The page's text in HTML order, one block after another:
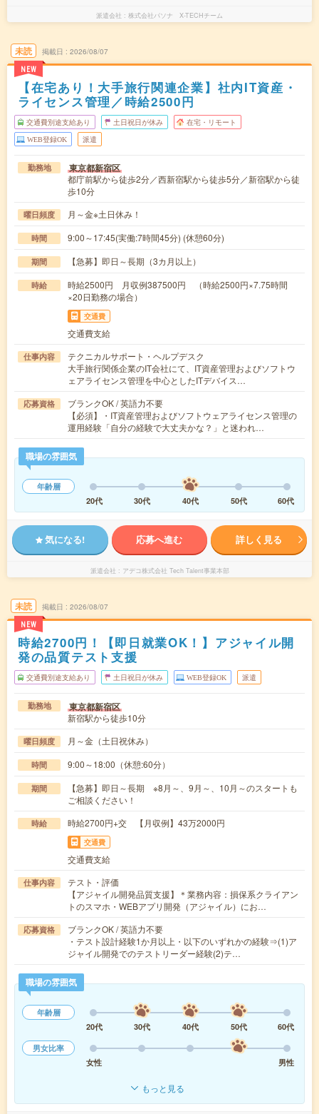
派遣会社 株式会社パソナ X-TECHチーム
未読
NEW
掲載日 2026/08/07
【在宅あり！大手旅行関連企業】社内IT資産・
ライセンス管理／時給2500円
交通費別途支給あり 土日祝日が休み 在宅・リモート
WEB登録OK 派遣
勤務地 東京都新宿区
都庁前駅から徒歩2分／西新宿駅から徒歩5分／新宿駅から徒
歩10分
曜日頻度 月～金※土日休み！
時間 9:00～17:45(実働:7時間45分) (休憩60分)
期間 【急募】即日～長期（3カ月以上）
時給
時給2500円 月収例387500円 （時給2500円×7.75時間
×20日勤務の場合）
交通費
交通費支給
仕事内容
テクニカルサポート・ヘルプデスク
大手旅行関係企業のIT会社にて、IT資産管理およびソフトウ
ェアライセンス管理を中心としたITデバイス…
応募資格
ブランクOK / 英語力不要
【必須】・IT資産管理およびソフトウェアライセンス管理の
運用経験「自分の経験で大丈夫かな？」と迷われ…
職場の雰囲気
年齢層
20代
30代 40代 50代 60代
気になる! 応募へ進む 詳しく見る
派遣会社 アデコ株式会社 Tech Talent事業本部
未読
NEW
掲載日 2026/08/07
時給2700円！【即日就業OK！】アジャイル開
発の品質テスト支援
交通費別途支給あり 土日祝日が休み WEB登録OK 派遣
勤務地 東京都新宿区
新宿駅から徒歩10分
曜日頻度 月～金（土日祝休み）
時間 9:00～18:00（休憩:60分）
期間
【急募】即日～長期 ※8月～、9月～、10月～のスタートも
ご相談ください！
時給 時給2700円+交 【月収例】43万2000円
交通費
交通費支給
仕事内容
テスト・評価
【アジャイル開発品質支援】＊業務内容：損保系クライアン
トのスマホ・WEBアプリ開発（アジャイル）にお…
応募資格
ブランクOK / 英語力不要
・テスト設計経験1か月以上・以下のいずれかの経験⇒(1)ア
ジャイル開発でのテストリーダー経験(2)テ…
職場の雰囲気
年齢層
20代
30代 40代 50代
60代
男女比率
女性
男性
もっと見る